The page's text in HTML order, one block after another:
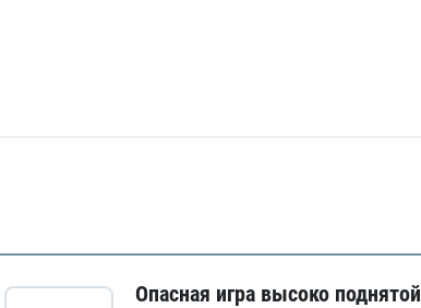
Опасная игра высоко поднятой